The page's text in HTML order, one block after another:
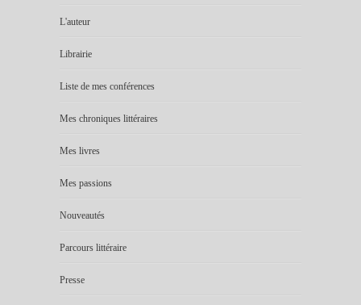
L'auteur
Librairie
Liste de mes conférences
Mes chroniques littéraires
Mes livres
Mes passions
Nouveautés
Parcours littéraire
Presse